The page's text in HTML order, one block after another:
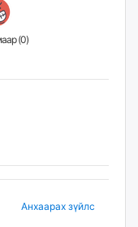
Үзэн ядмаар (0)
Анхаарах зүйлс